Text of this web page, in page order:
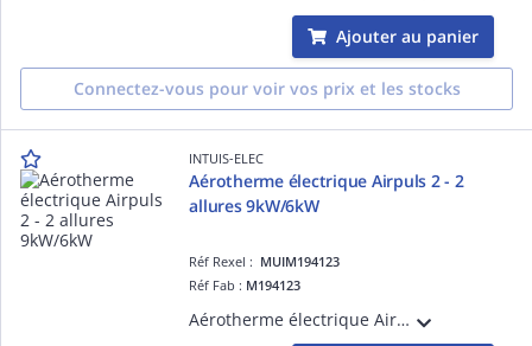
Ajouter au panier
Connectez-vous pour voir vos prix et les stocks
INTUIS-ELEC
Aérotherme électrique Airpuls 2 - 2
allures 9kW/6kW
Réf Rexel : MUIM194123
Réf Fab : M194123
Aérotherme électrique Airpuls 2 - 9kW/6kW Mono 230V - Tri 400V+N - Fixes - Fixation murale comprise - Boitier de commande en option - Un flux d'air longue portée directionnel et homogène - Origine France Garantie